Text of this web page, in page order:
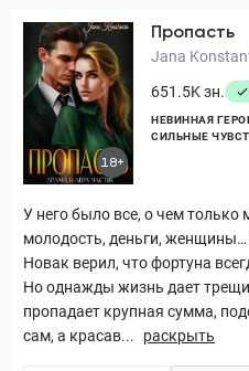
18+
Пропасть
Jana
651.5K зн.
НЕВИННАЯ
СИЛЬНЫЕ
У него было все, о чем только
молодость, деньги,
Новак верил, что фортуна
Но однажды жизнь дает
пропадает крупная сумма,
сам, а красав...
раскрыть